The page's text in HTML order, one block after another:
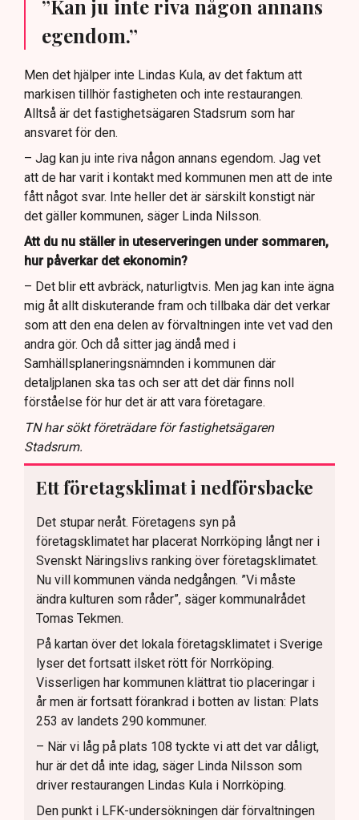
”Kan ju inte riva någon annans
egendom.”
Men det hjälper inte Lindas Kula, av det faktum att
markisen tillhör fastigheten och inte restaurangen.
Alltså är det fastighetsägaren Stadsrum som har
ansvaret för den.
– Jag kan ju inte riva någon annans egendom. Jag vet
att de har varit i kontakt med kommunen men att de inte
fått något svar. Inte heller det är särskilt konstigt när
det gäller kommunen, säger Linda Nilsson.
Att du nu ställer in uteserveringen under sommaren,
hur påverkar det ekonomin?
– Det blir ett avbräck, naturligtvis. Men jag kan inte ägna
mig åt allt diskuterande fram och tillbaka där det verkar
som att den ena delen av förvaltningen inte vet vad den
andra gör. Och då sitter jag ändå med i
Samhällsplaneringsnämnden i kommunen där
detaljplanen ska tas och ser att det där finns noll
förståelse för hur det är att vara företagare.
TN har sökt företrädare för fastighetsägaren
Stadsrum.
Ett företagsklimat i nedförsbacke
Det stupar neråt. Företagens syn på
företagsklimatet har placerat Norrköping långt ner i
Svenskt Näringslivs ranking över företagsklimatet.
Nu vill kommunen vända nedgången. ”Vi måste
ändra kulturen som råder”, säger kommunalrådet
Tomas Tekmen.
På kartan över det lokala företagsklimatet i Sverige
lyser det fortsatt ilsket rött för Norrköping.
Visserligen har kommunen klättrat tio placeringar i
år men är fortsatt förankrad i botten av listan: Plats
253 av landets 290 kommuner.
– När vi låg på plats 108 tyckte vi att det var dåligt,
hur är det då inte idag, säger Linda Nilsson som
driver restaurangen Lindas Kula i Norrköping.
Den punkt i LFK-undersökningen där förvaltningen